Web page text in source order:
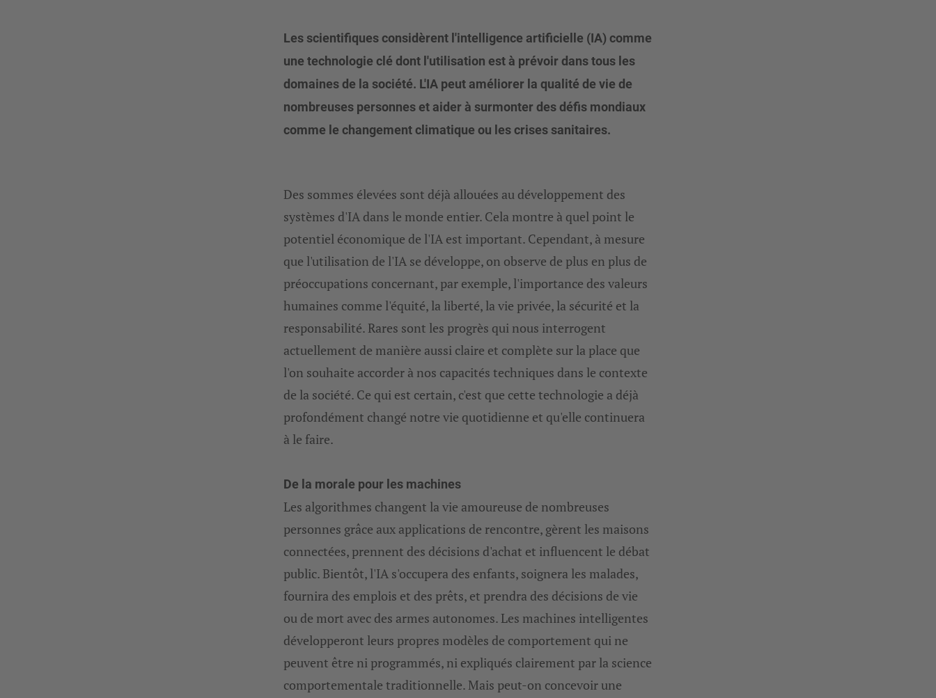
Les scientifiques considèrent l'intelligence artificielle (IA) comme
une technologie clé dont l'utilisation est à prévoir dans tous les
domaines de la société. L'IA peut améliorer la qualité de vie de
nombreuses personnes et aider à surmonter des défis mondiaux
comme le changement climatique ou les crises sanitaires.
Des sommes élevées sont déjà allouées au développement des
systèmes d'IA dans le monde entier. Cela montre à quel point le
potentiel économique de l'IA est important. Cependant, à mesure
que l'utilisation de l'IA se développe, on observe de plus en plus de
préoccupations concernant, par exemple, l'importance des valeurs
humaines comme l'équité, la liberté, la vie privée, la sécurité et la
responsabilité. Rares sont les progrès qui nous interrogent
actuellement de manière aussi claire et complète sur la place que
l'on souhaite accorder à nos capacités techniques dans le contexte
de la société. Ce qui est certain, c'est que cette technologie a déjà
profondément changé notre vie quotidienne et qu'elle continuera
à le faire.
De la morale pour les machines
Les algorithmes changent la vie amoureuse de nombreuses
personnes grâce aux applications de rencontre, gèrent les maisons
connectées, prennent des décisions d'achat et influencent le débat
public. Bientôt, l'IA s'occupera des enfants, soignera les malades,
fournira des emplois et des prêts, et prendra des décisions de vie
ou de mort avec des armes autonomes. Les machines intelligentes
développeront leurs propres modèles de comportement qui ne
peuvent être ni programmés, ni expliqués clairement par la science
comportementale traditionnelle. Mais peut-on concevoir une